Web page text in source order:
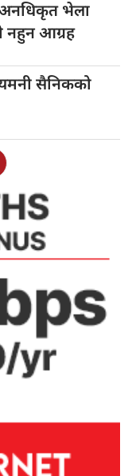
भेला
नहुन आग्रह
सैनिकको